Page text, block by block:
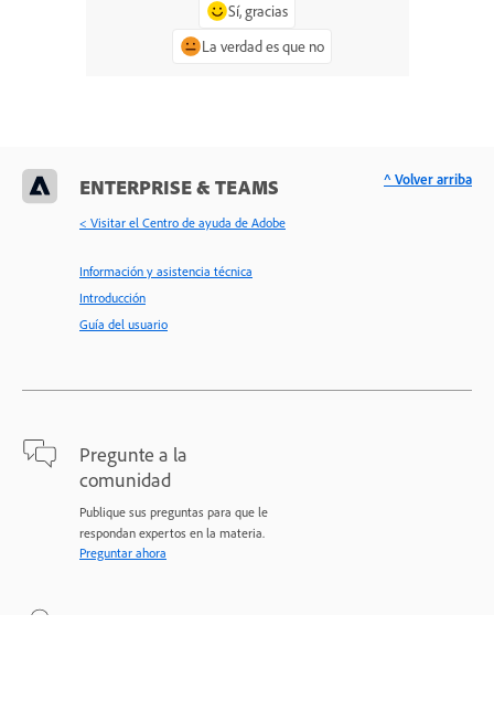
Sí, gracias
La verdad es que no
ENTERPRISE & TEAMS
< Visitar el Centro de ayuda de Adobe
Información y asistencia técnica
Introducción
Guía del usuario
Pregunte a la
comunidad
Publique sus preguntas para que le
respondan expertos en la materia.
Preguntar ahora
^ Volver arriba